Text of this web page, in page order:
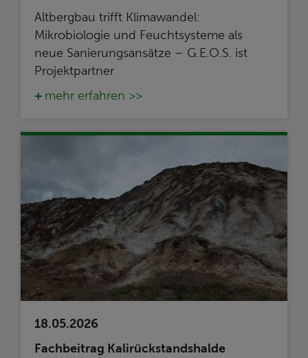
Altbergbau trifft Klimawandel:
Mikrobiologie und Feuchtsysteme als
neue Sanierungsansätze – G.E.O.S. ist
Projektpartner
mehr erfahren >>
18.05.2026
Fachbeitrag Kalirückstandshalde